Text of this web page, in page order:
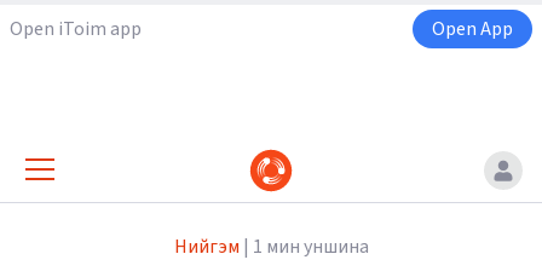
Open iToim app Open App
Нийгэм | 1 мин уншина